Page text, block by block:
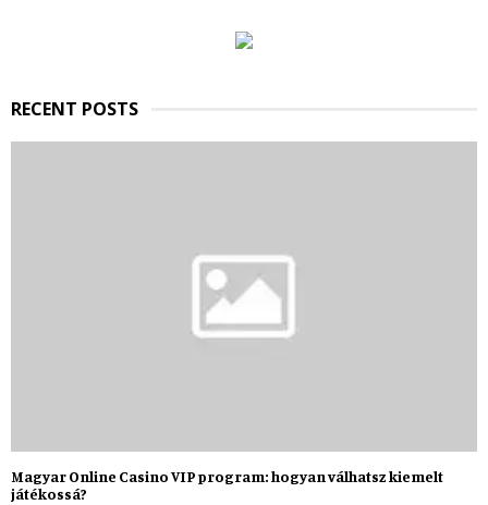
RECENT POSTS
Magyar Online Casino VIP program: hogyan válhatsz kiemelt
játékossá?